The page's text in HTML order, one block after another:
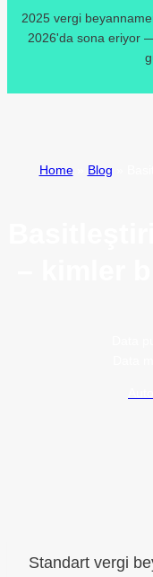
2025 vergi
2026'da sona eriyor
Home» Blog
Standart vergi